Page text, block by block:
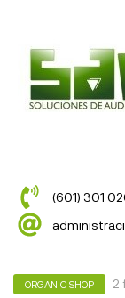
(601) 301
ORGANIC SHOP 2